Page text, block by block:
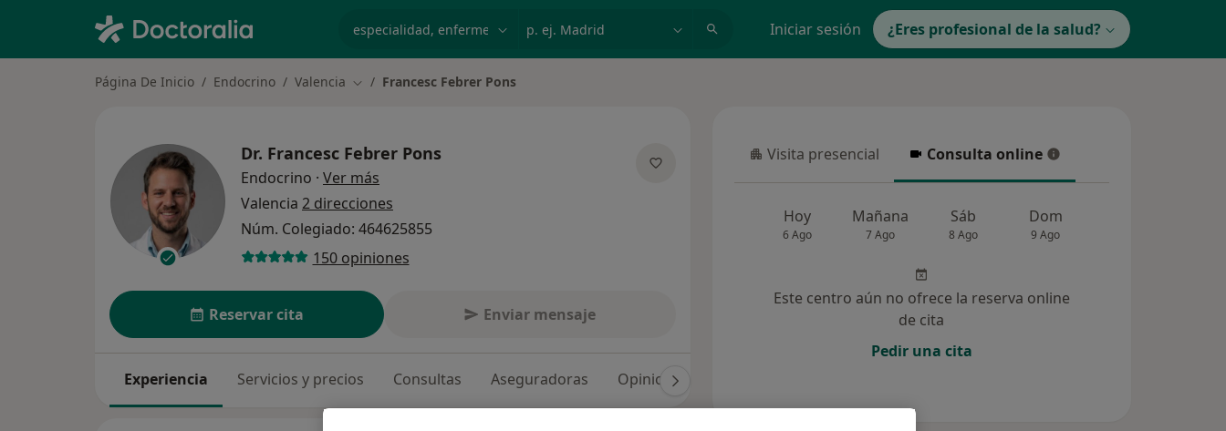
Iniciar sesión ¿Eres profesional de la salud?
Página De Inicio Endocrino Valencia Cambiar de ciudad
Francesc Febrer Pons
Dr. Francesc Febrer Pons
Endocrino · Ver más
Valencia 2 direcciones
Núm. Colegiado: 464625855
150 opiniones
Reservar cita Enviar mensaje
Experiencia Servicios y precios Consultas Aseguradoras Opiniones (150)
Visita presencial
Visita presencial Consulta online
Consulta online
Hoy
6 Ago
Mañana
7 Ago
Sáb
8 Ago
Dom
9 Ago
Este centro aún no ofrece la reserva online
de cita
Pedir una cita